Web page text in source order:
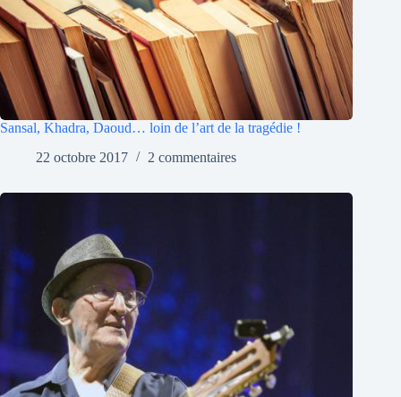
Sansal, Khadra, Daoud… loin de l’art de la tragédie !
22 octobre 2017
2 commentaires